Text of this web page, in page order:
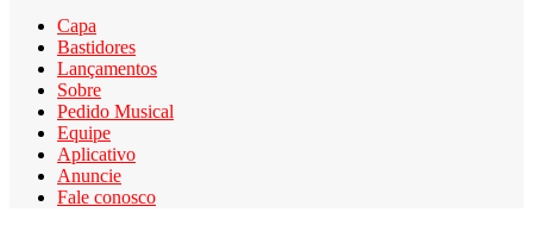
Capa
Bastidores
Lançamentos
Sobre
Pedido Musical
Equipe
Aplicativo
Anuncie
Fale conosco